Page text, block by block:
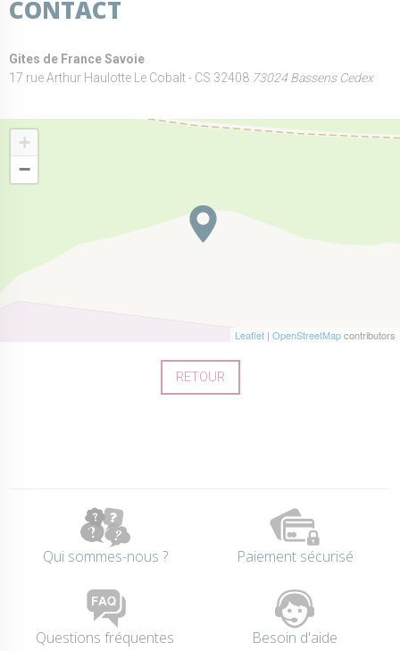
CONTACT
Gites de France Savoie
17 rue Arthur Haulotte Le Cobalt - CS 32408 73024 Bassens Cedex
+
−
Leaflet | OpenStreetMapcontributors
RETOUR
Qui sommes-nous ? Paiement sécurisé
Questions fréquentes Besoin d'aide